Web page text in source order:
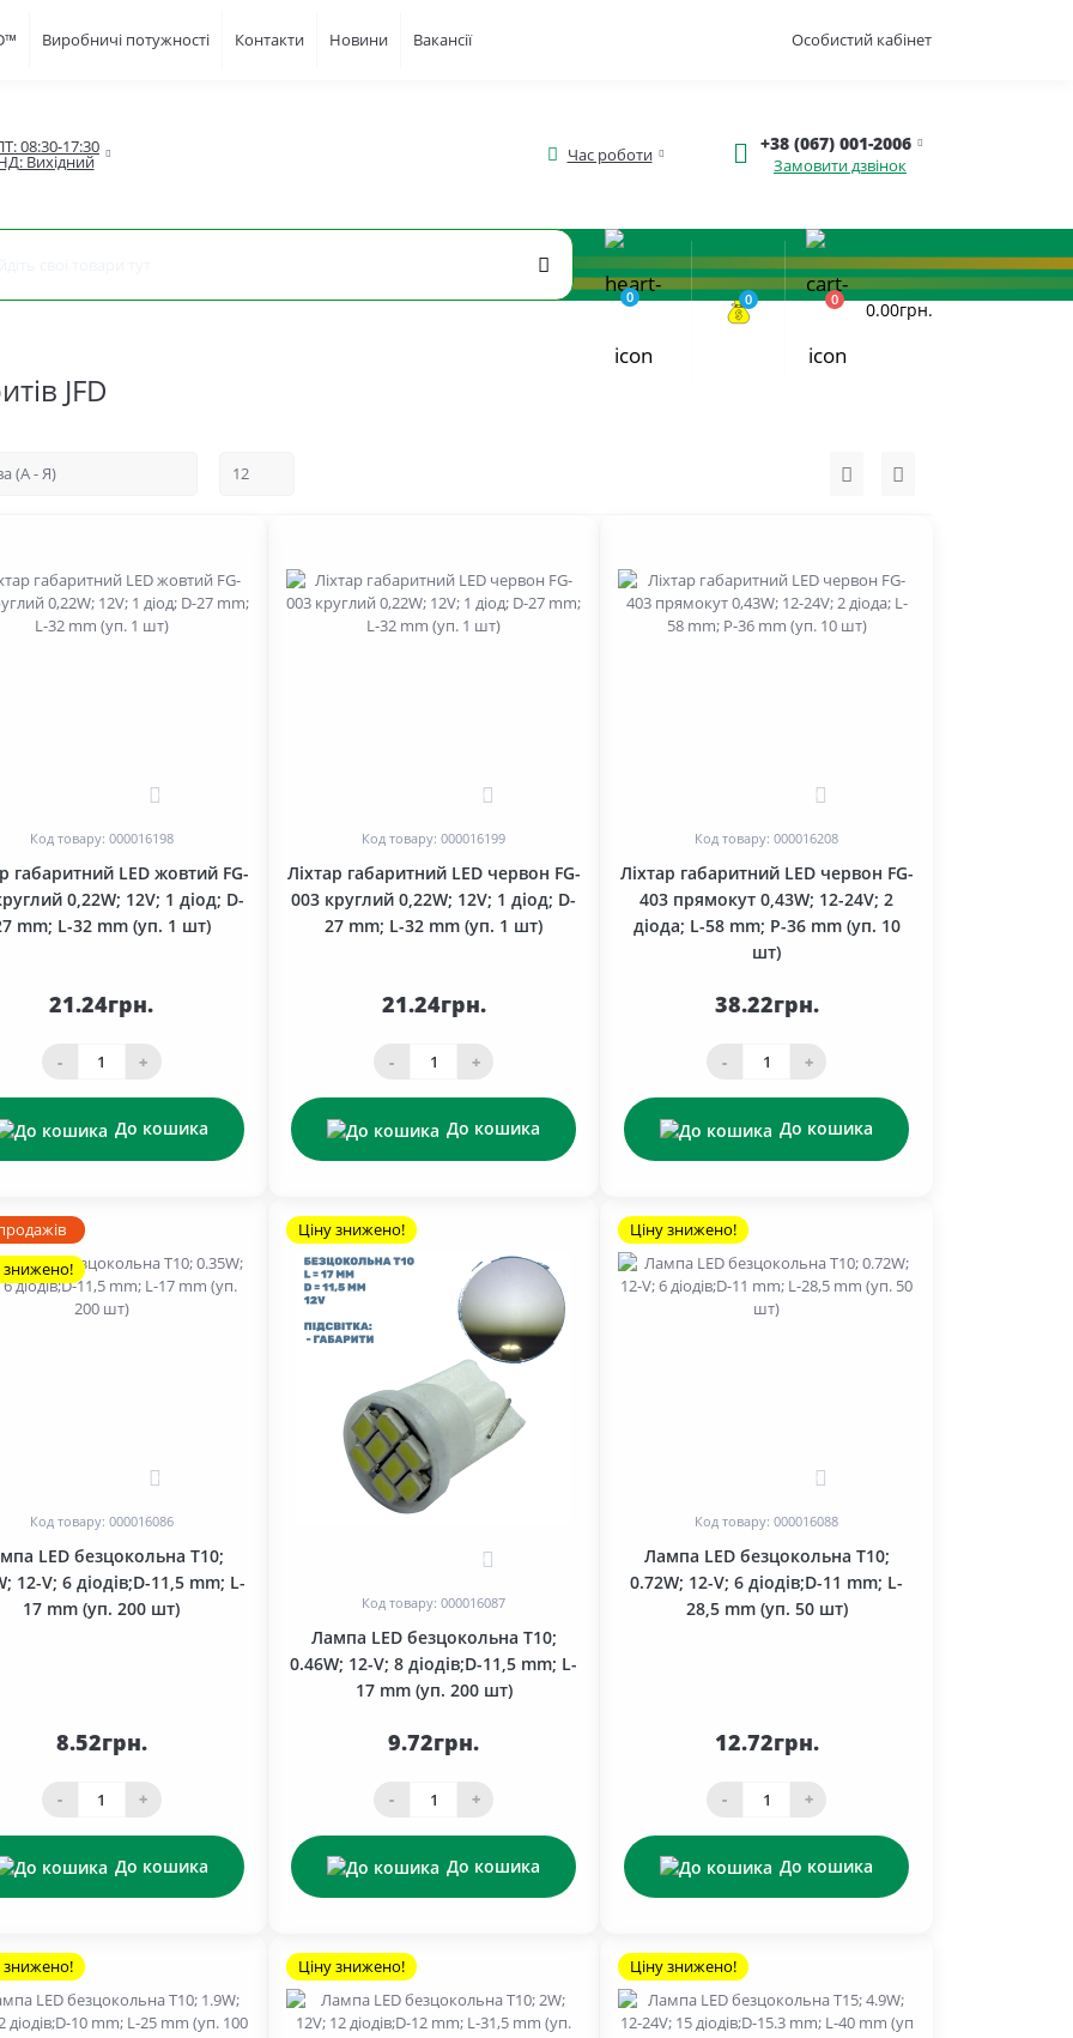
Виробничі потужності Контакти Новини Вакансії Особистий кабінет
08:30-17:30
Вихідний Час роботи +38 (067) 001-2006
Замовити дзвінок
0 0 0 0.00грн.
JFD
Код товару: 000016198
габаритний LED жовтий FG-
0,22W; 12V; 1 діод; D-
mm; L-32 mm (уп. 1 шт)
21.24грн.
- +
До кошика
Код товару: 000016199
Ліхтар габаритний LED червон FG-
003 круглий 0,22W; 12V; 1 діод; D-
27 mm; L-32 mm (уп. 1 шт)
21.24грн.
- +
До кошика
Код товару: 000016208
Ліхтар габаритний LED червон FG-
403 прямокут 0,43W; 12-24V; 2
діода; L-58 mm; P-36 mm (уп. 10
шт)
38.22грн.
- +
До кошика
знижено!
0
Код товару: 000016086
LED безцокольна T10;
12-V; 6 діодів;D-11,5 mm; L-
17 mm (уп. 200 шт)
8.52грн.
- +
До кошика
Ціну знижено!
0
Код товару: 000016087
Лампа LED безцокольна T10;
0.46W; 12-V; 8 діодів;D-11,5 mm; L-
17 mm (уп. 200 шт)
9.72грн.
- +
До кошика
Ціну знижено!
0
Код товару: 000016088
Лампа LED безцокольна T10;
0.72W; 12-V; 6 діодів;D-11 mm; L-
28,5 mm (уп. 50 шт)
12.72грн.
- +
До кошика
знижено! Ціну знижено! Ціну знижено!